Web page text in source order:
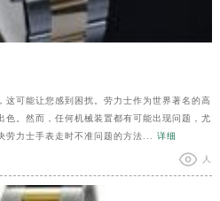
这可能让您感到困扰。劳力士作为世界著名的高
色。然而，任何机械装置都有可能出现问题，尤
劳力士手表走时不准问题的方法... 详细
人